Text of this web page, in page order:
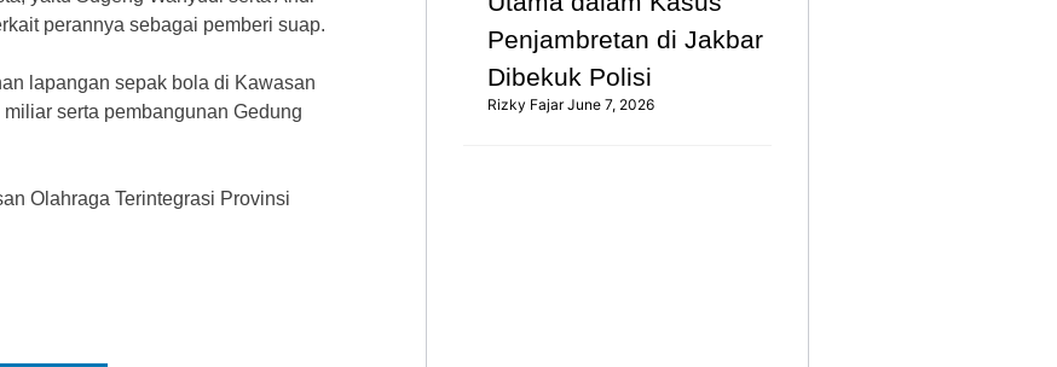
perannya sebagai pemberi suap.
lapangan sepak bola di Kawasan
serta pembangunan Gedung
Olahraga Terintegrasi Provinsi
Penjambretan di Jakbar
Dibekuk Polisi
Rizky FajarJune 7, 2026